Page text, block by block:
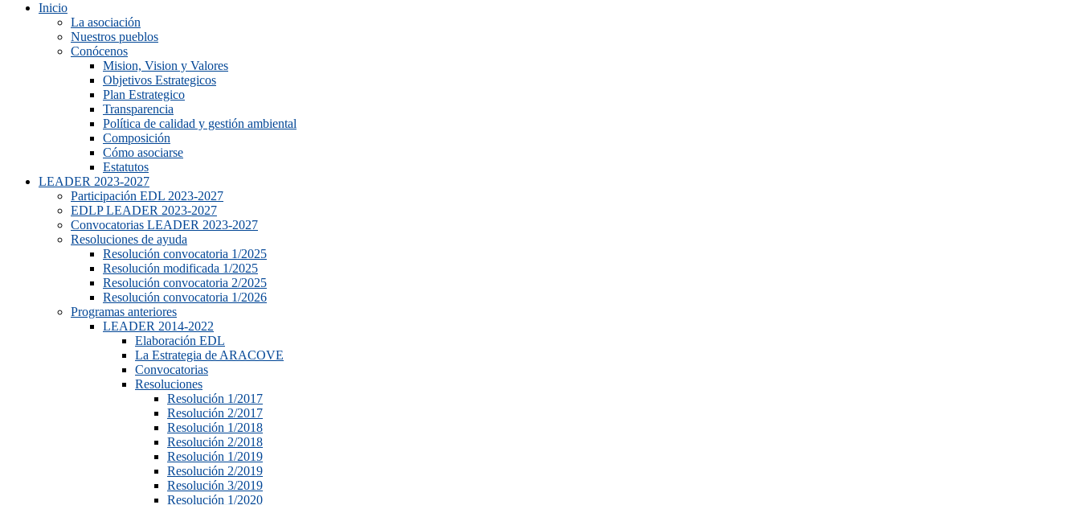
Inicio
La asociación
Nuestros pueblos
Conócenos
Mision, Vision y Valores
Objetivos Estrategicos
Plan Estrategico
Transparencia
Política de calidad y gestión ambiental
Composición
Cómo asociarse
Estatutos
LEADER 2023-2027
Participación EDL 2023-2027
EDLP LEADER 2023-2027
Convocatorias LEADER 2023-2027
Resoluciones de ayuda
Resolución convocatoria 1/2025
Resolución modificada 1/2025
Resolución convocatoria 2/2025
Resolución convocatoria 1/2026
Programas anteriores
LEADER 2014-2022
Elaboración EDL
La Estrategia de ARACOVE
Convocatorias
Resoluciones
Resolución 1/2017
Resolución 2/2017
Resolución 1/2018
Resolución 2/2018
Resolución 1/2019
Resolución 2/2019
Resolución 3/2019
Resolución 1/2020